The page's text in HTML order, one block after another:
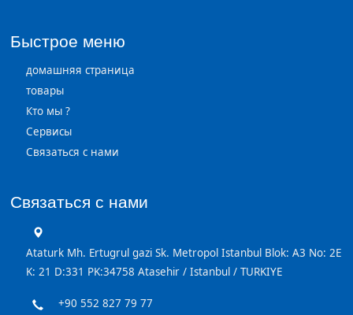
Быстрое меню
домашняя страница
товары
Кто мы ?
Сервисы
Связаться с нами
Связаться с нами
Ataturk Mh. Ertugrul gazi Sk. Metropol Istanbul Blok: A3 No: 2E
K: 21 D:331 PK:34758 Atasehir / Istanbul / TURKIYE
+90 552 827 79 77